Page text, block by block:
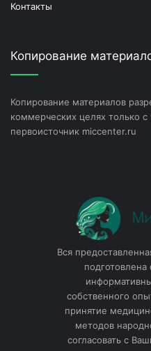
Контакты
Копирование
Копирование материалов
коммерческих целях только
первоисточник miccenter.ru
Вся
собственного
принятие
методов
согласовать с